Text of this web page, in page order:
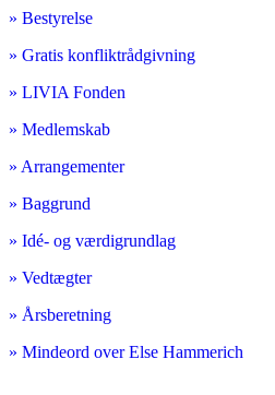
» Bestyrelse
» Gratis konfliktrådgivning
» LIVIA Fonden
» Medlemskab
» Arrangementer
» Baggrund
» Idé- og værdigrundlag
» Vedtægter
» Årsberetning
» Mindeord over Else Hammerich